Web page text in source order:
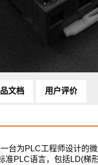
文档 用户评价
台为PLC工程师设计的
准PLC语言，包括LD(梯